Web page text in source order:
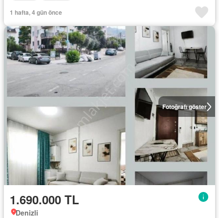
1 hafta, 4 gün önce
Fotoğrafı göster
1.690.000 TL
Denizli